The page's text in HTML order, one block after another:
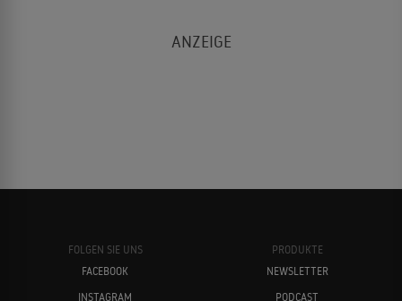
FOLGEN SIE UNS
FACEBOOK
INSTAGRAM
PRODUKTE
NEWSLETTER
PODCAST